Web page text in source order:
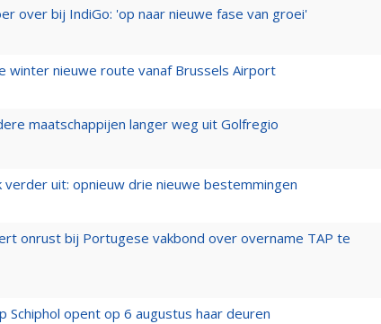
over bij IndiGo: 'op naar nieuwe fase van groei'
winter nieuwe route vanaf Brussels Airport
maatschappijen langer weg uit Golfregio
uit: opnieuw drie nieuwe bestemmingen
onrust bij Portugese vakbond over overname TAP te
Schiphol opent op 6 augustus haar deuren